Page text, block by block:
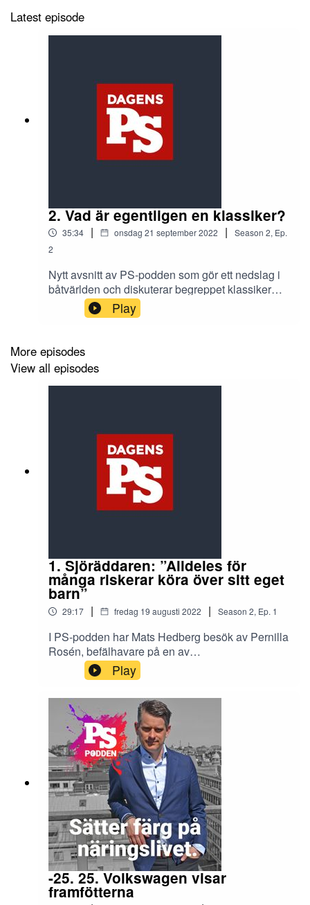
Latest episode
2. Vad är egentligen en klassiker?
35:34 | onsdag 21 september 2022 | Season 2, Ep.
2
Nytt avsnitt av PS-podden som gör ett nedslag i
båtvärlden och diskuterar begreppet klassiker
och varför intresset ökat så mycket.
Play
More episodes
View all episodes
1. Sjöräddaren: ”Alldeles för
många riskerar köra över sitt eget
barn”
29:17 | fredag 19 augusti 2022 | Season 2, Ep. 1
I PS-podden har Mats Hedberg besök av Pernilla
Rosén, befälhavare på en av
Sjöräddningssällskapets räddningsstationer i
Stockholm.
Play
-25. 25. Volkswagen visar
framfötterna